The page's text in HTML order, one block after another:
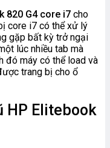
820 G4 core i7 cho
core i7 có thể xử lý
gặp bất kỳ trở ngại
lúc nhiều tab mà
đó máy có thể load và
trang bị cho ổ
HP Elitebook